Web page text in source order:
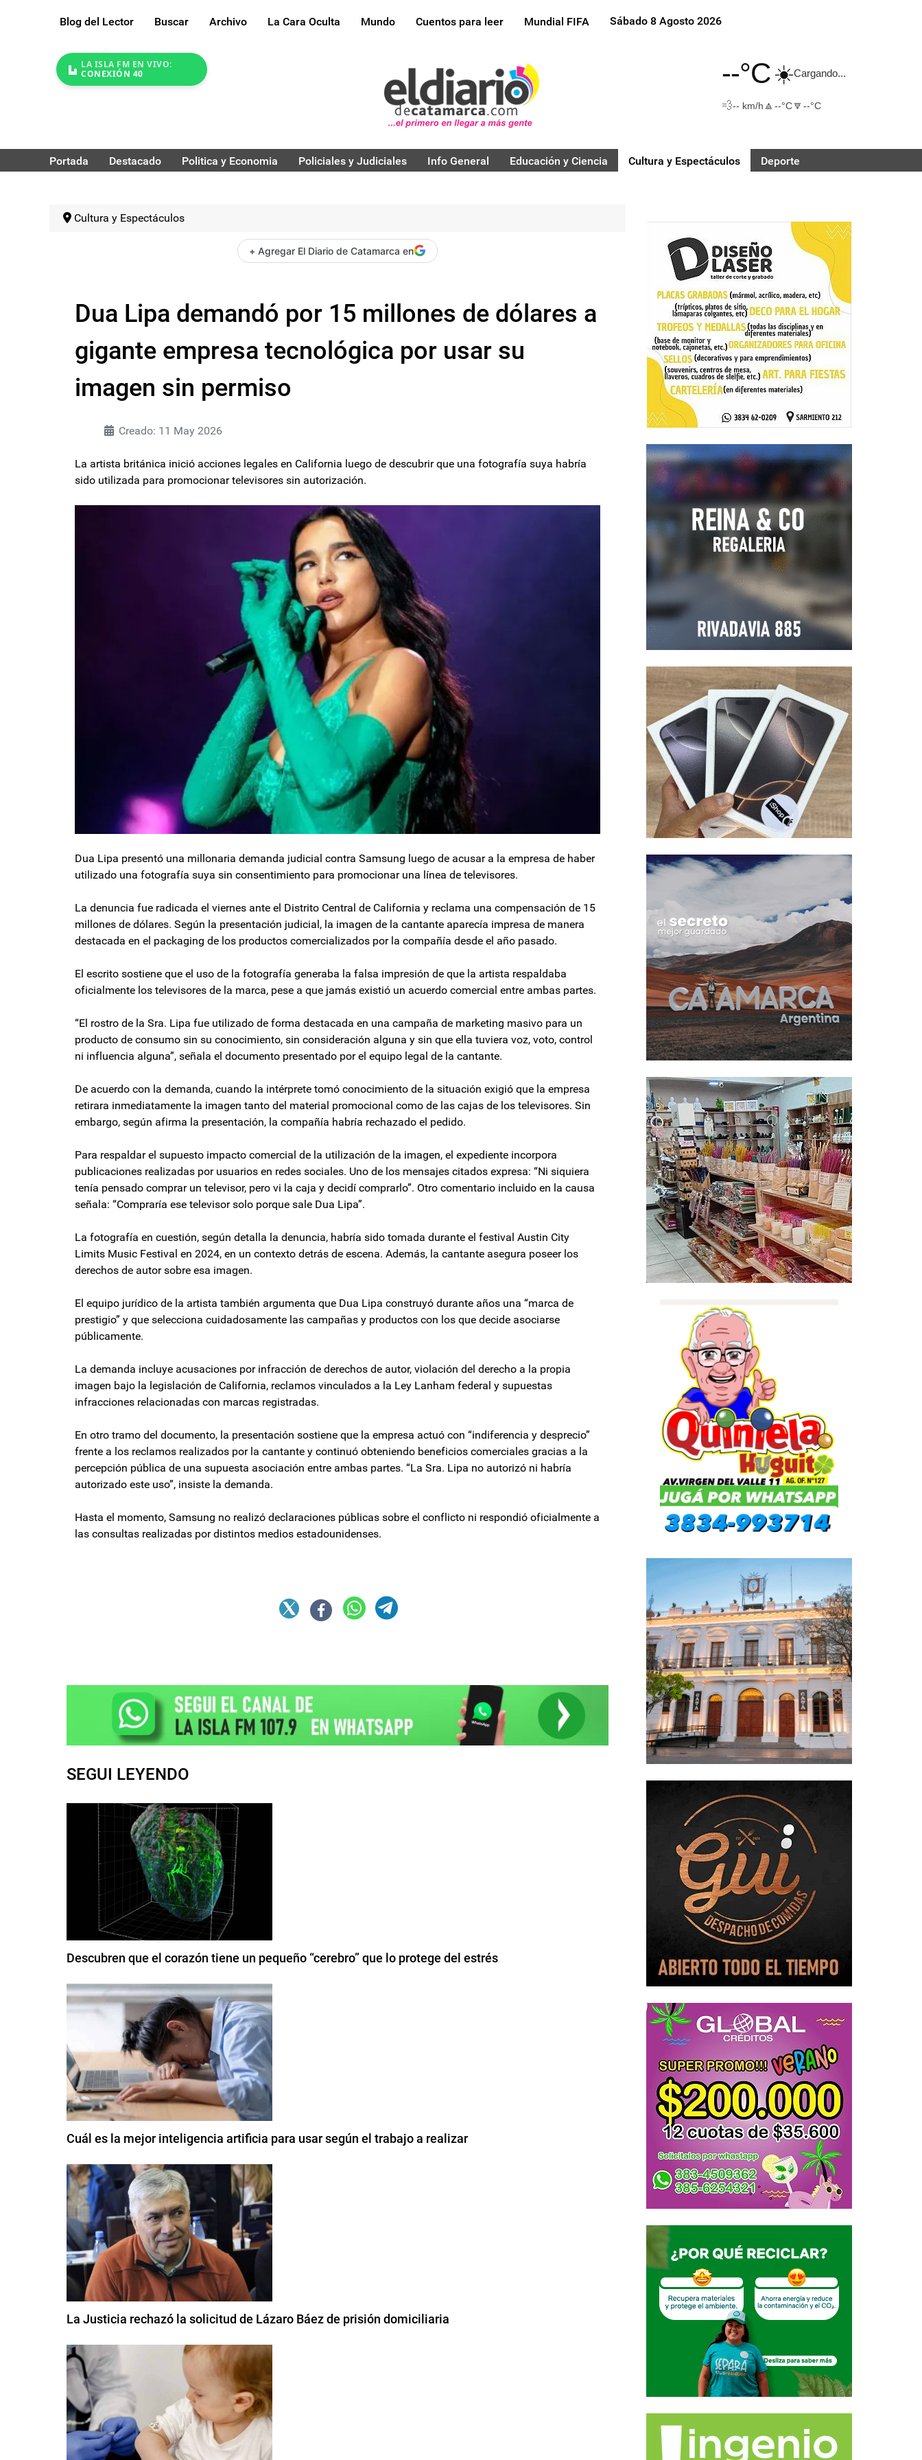
Blog del Lector Buscar Archivo La Cara Oculta Mundo Cuentos para leer Mundial FIFA Sábado 8 Agosto 2026
LA ISLA FM EN VIVO:
CONEXIÓN 40
--°C☀️Cargando...
💨-- km/h 🔼 --°C🔽 --°C
Portada Destacado Politica y Economia Policiales y Judiciales Info General Educación y Ciencia Cultura y Espectáculos Deporte
Cultura y Espectáculos
+ Agregar El Diario de Catamarca en
Dua Lipa demandó por 15 millones de dólares a
gigante empresa tecnológica por usar su
imagen sin permiso
Creado: 11 May 2026
La artista británica inició acciones legales en California luego de descubrir que una fotografía suya habría
sido utilizada para promocionar televisores sin autorización.
Dua Lipa presentó una millonaria demanda judicial contra Samsung luego de acusar a la empresa de haber
utilizado una fotografía suya sin consentimiento para promocionar una línea de televisores.
La denuncia fue radicada el viernes ante el Distrito Central de California y reclama una compensación de 15
millones de dólares. Según la presentación judicial, la imagen de la cantante aparecía impresa de manera
destacada en el packaging de los productos comercializados por la compañía desde el año pasado.
El escrito sostiene que el uso de la fotografía generaba la falsa impresión de que la artista respaldaba
oficialmente los televisores de la marca, pese a que jamás existió un acuerdo comercial entre ambas partes.
“El rostro de la Sra. Lipa fue utilizado de forma destacada en una campaña de marketing masivo para un
producto de consumo sin su conocimiento, sin consideración alguna y sin que ella tuviera voz, voto, control
ni influencia alguna”, señala el documento presentado por el equipo legal de la cantante.
De acuerdo con la demanda, cuando la intérprete tomó conocimiento de la situación exigió que la empresa
retirara inmediatamente la imagen tanto del material promocional como de las cajas de los televisores. Sin
embargo, según afirma la presentación, la compañía habría rechazado el pedido.
Para respaldar el supuesto impacto comercial de la utilización de la imagen, el expediente incorpora
publicaciones realizadas por usuarios en redes sociales. Uno de los mensajes citados expresa: “Ni siquiera
tenía pensado comprar un televisor, pero vi la caja y decidí comprarlo”. Otro comentario incluido en la causa
señala: “Compraría ese televisor solo porque sale Dua Lipa”.
La fotografía en cuestión, según detalla la denuncia, habría sido tomada durante el festival Austin City
Limits Music Festival en 2024, en un contexto detrás de escena. Además, la cantante asegura poseer los
derechos de autor sobre esa imagen.
El equipo jurídico de la artista también argumenta que Dua Lipa construyó durante años una “marca de
prestigio” y que selecciona cuidadosamente las campañas y productos con los que decide asociarse
públicamente.
La demanda incluye acusaciones por infracción de derechos de autor, violación del derecho a la propia
imagen bajo la legislación de California, reclamos vinculados a la Ley Lanham federal y supuestas
infracciones relacionadas con marcas registradas.
En otro tramo del documento, la presentación sostiene que la empresa actuó con “indiferencia y desprecio”
frente a los reclamos realizados por la cantante y continuó obteniendo beneficios comerciales gracias a la
percepción pública de una supuesta asociación entre ambas partes. “La Sra. Lipa no autorizó ni habría
autorizado este uso”, insiste la demanda.
Hasta el momento, Samsung no realizó declaraciones públicas sobre el conflicto ni respondió oficialmente a
las consultas realizadas por distintos medios estadounidenses.
SEGUI LEYENDO
Descubren que el corazón tiene un pequeño “cerebro” que lo protege del estrés
Cuál es la mejor inteligencia artificia para usar según el trabajo a realizar
La Justicia rechazó la solicitud de Lázaro Báez de prisión domiciliaria